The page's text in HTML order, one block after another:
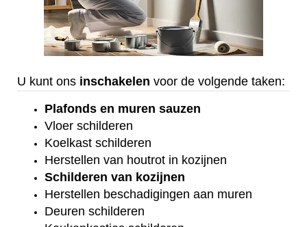
U kunt ons inschakelen voor de volgende taken:
Plafonds en muren sauzen
Vloer schilderen
Koelkast schilderen
Herstellen van houtrot in kozijnen
Schilderen van kozijnen
Herstellen beschadigingen aan muren
Deuren schilderen